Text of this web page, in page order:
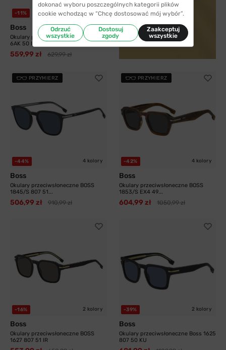
-11%
Boss
Okulary przeciwsłoneczne BOSS 1721
6AK 50 IR
559,99 zł 629,99 zł
Sprawdź
PRZYMIERZ
-44% 4 kolory
Boss
Okulary przeciwsłoneczne BOSS
1845/S 807 51...
506,99 zł 910,99 zł
PRZYMIERZ
-42% 4 kolory
Boss
Okulary przeciwsłoneczne BOSS
1853/S EX4 49...
604,99 zł 1050,99 zł
-16% 2 kolory
Boss
Okulary przeciwsłoneczne BOSS
1627 807 51 IR
-39% 2 kolory
Boss
Okulary przeciwsłoneczne Boss 1625
807 50 KU
dokonać wyboru poszczególnych kategorii plików
cookie wchodząc w “Chcę dostosować mój wybór”.
Odrzuć
wszystkie
Dostosuj
zgody
Zaakceptuj
wszystkie